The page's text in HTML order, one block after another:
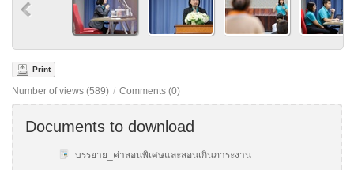
Print
Number of views (589) / Comments (0)
Documents to download
บรรยาย_ค่าสอนพิเศษและสอนเกินภาระงาน